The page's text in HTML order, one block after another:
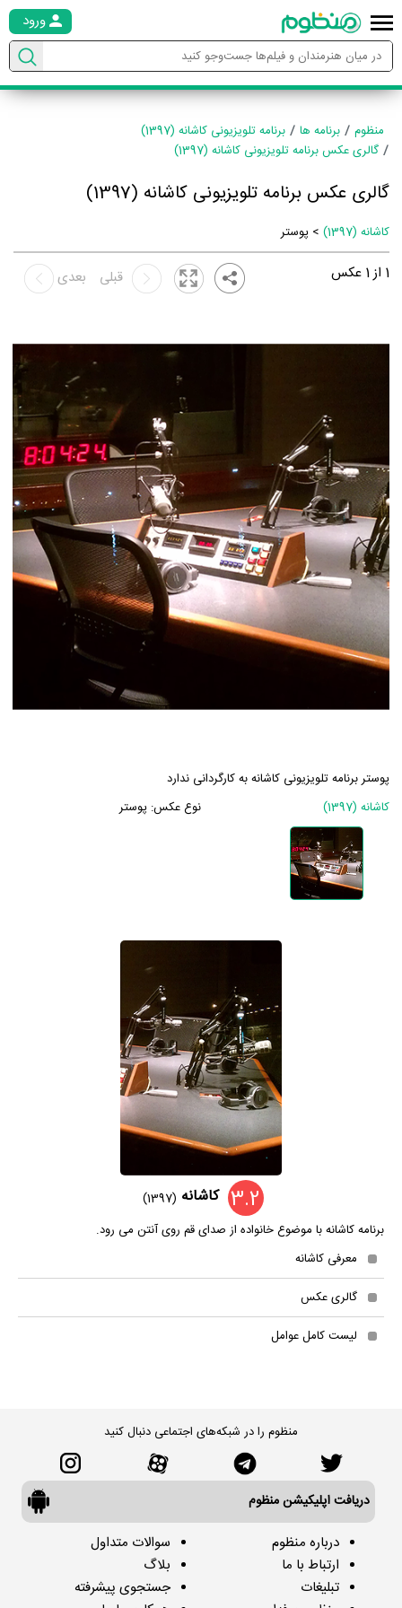
ورود
منظوم برنامه ها
برنامه تلویزیونی کاشانه (1397)
گالری عکس برنامه تلویزیونی کاشانه (1397)
گالری عکس برنامه تلویزیونی کاشانه (1397)
کاشانه (1397) > پوستر
1 از1 عکس بعدی قبلی
پوستر برنامه تلویزیونی کاشانه به کارگردانی ندارد
کاشانه (1397)
نوع عکس: پوستر
3.2 کاشانه (1397)
برنامه کاشانه با موضوع خانواده از صدای قم روی آنتن می رود.
معرفی کاشانه
گالری عکس
لیست کامل عوامل
منظوم را در شبکه‌های اجتماعی دنبال کنید
دریافت اپلیکیشن منظوم
درباره منظوم
ارتباط با ما
تبلیغات
سوالات متداول
بلاگ
جستجوی پیشرفته